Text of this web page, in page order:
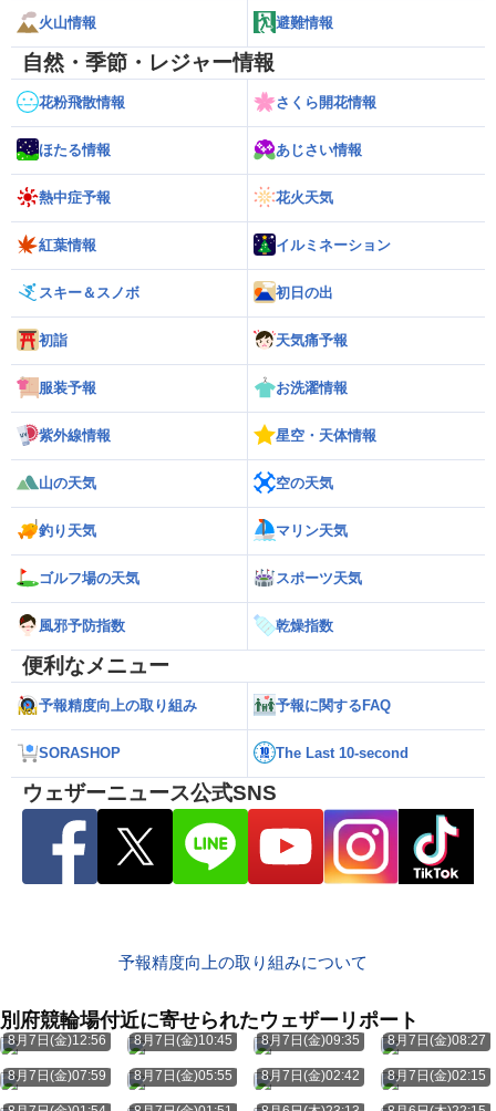
火山情報 避難情報
自然・季節・レジャー情報
花粉飛散情報 さくら開花情報
ほたる情報 あじさい情報
熱中症予報 花火天気
紅葉情報 イルミネーション
スキー＆スノボ 初日の出
初詣 天気痛予報
服装予報 お洗濯情報
紫外線情報 星空・天体情報
山の天気 空の天気
釣り天気 マリン天気
ゴルフ場の天気 スポーツ天気
風邪予防指数 乾燥指数
便利なメニュー
予報精度向上の取り組み 予報に関するFAQ
SORASHOP The Last 10-second
ウェザーニュース公式SNS
予報精度向上の取り組みについて
別府競輪場付近に寄せられたウェザーリポート
8月7日(金)12:56 8月7日(金)10:45 8月7日(金)09:35 8月7日(金)08:27
8月7日(金)07:59 8月7日(金)05:55 8月7日(金)02:42 8月7日(金)02:15